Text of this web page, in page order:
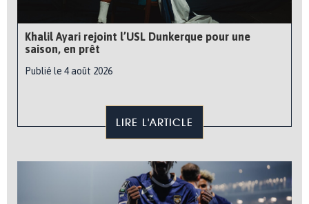
Khalil Ayari rejoint l’USL Dunkerque pour une
saison, en prêt
Publié le 4 août 2026
LIRE L'ARTICLE